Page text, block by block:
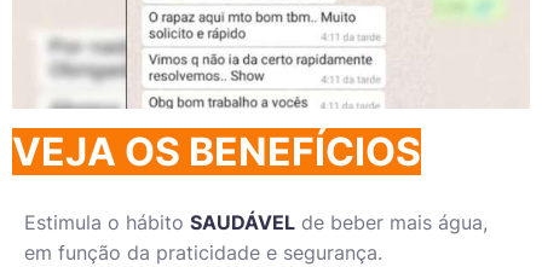
VEJA OS BENEFÍCIOS
Estimula o hábito SAUDÁVEL de beber mais água,
em função da praticidade e segurança.